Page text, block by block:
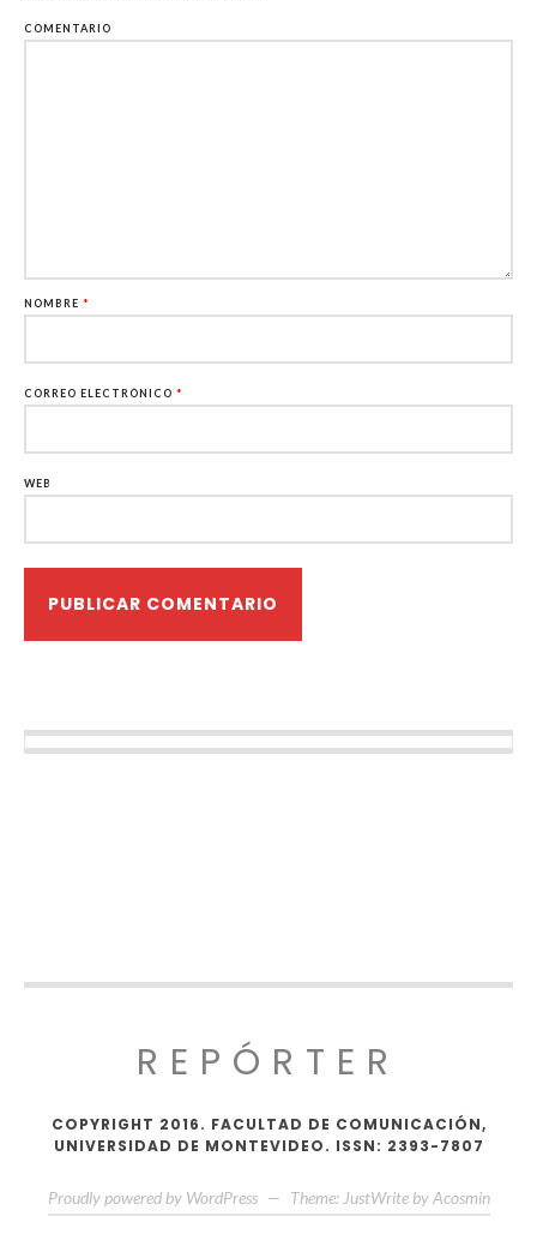
COMENTARIO
NOMBRE *
CORREO ELECTRÓNICO *
WEB
REPÓRTER
COPYRIGHT 2016. FACULTAD DE COMUNICACIÓN,
UNIVERSIDAD DE MONTEVIDEO. ISSN: 2393-7807
Proudly powered by WordPress — Theme: JustWrite by Acosmin